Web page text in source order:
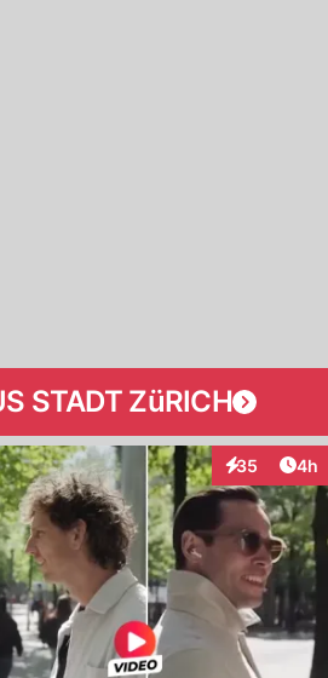
STADT ZüRICH
35
Interaktionen
4h